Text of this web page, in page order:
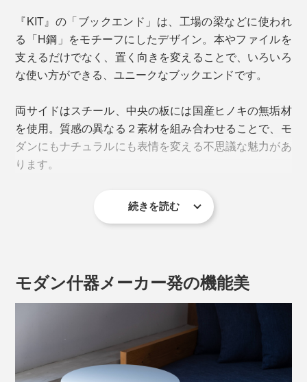
『KIT』の「ブックエンド」は、工場の梁などに使われ
る「H鋼」をモチーフにしたデザイン。本やファイルを
支えるだけでなく、置く向きを変えることで、いろいろ
な使い方ができる、ユニークなブックエンドです。
両サイドはスチール、中央の板には国産ヒノキの無垢材
を使用。質感の異なる２素材を組み合わせることで、モ
ダンにもナチュラルにも表情を変える不思議な魅力があ
ります。
続きを読む
モダン什器メーカー発の機能美